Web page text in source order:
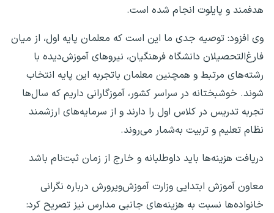
هدفمند و پایلوت انجام شده است.
وی افزود: توصیه جدی ما این است که معلمان پایه اول، از میان
فارغ‌التحصیلان دانشگاه فرهنگیان، نیروهای آموزش‌دیده با
رشته‌های مرتبط و همچنین معلمان باتجربه این پایه انتخاب
شوند. خوشبختانه در سراسر کشور، آموزگارانی داریم که سال‌ها
تجربه تدریس در کلاس اول را دارند و از سرمایه‌های ارزشمند
نظام تعلیم و تربیت به‌شمار می‌روند.
دریافت هزینه‌ها باید داوطلبانه و خارج از زمان ثبت‌نام باشد
معاون آموزش ابتدایی وزارت آموزش‌وپرورش درباره نگرانی
خانواده‌ها نسبت به هزینه‌های جانبی مدارس نیز تصریح کرد: